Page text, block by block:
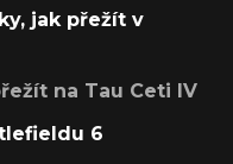
jak přežít v
na Tau Ceti IV
6